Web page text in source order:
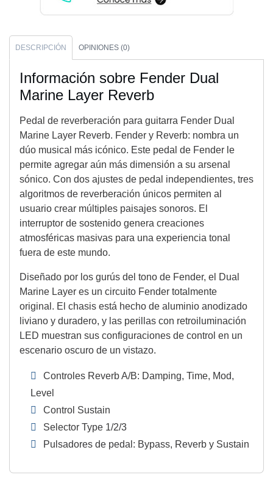
DESCRIPCIÓN OPINIONES (0)
Información sobre Fender Dual
Marine Layer Reverb
Pedal de reverberación para guitarra Fender Dual
Marine Layer Reverb. Fender y Reverb: nombra un
dúo musical más icónico. Este pedal de Fender le
permite agregar aún más dimensión a su arsenal
sónico. Con dos ajustes de pedal independientes, tres
algoritmos de reverberación únicos permiten al
usuario crear múltiples paisajes sonoros. El
interruptor de sostenido genera creaciones
atmosféricas masivas para una experiencia tonal
fuera de este mundo.
Diseñado por los gurús del tono de Fender, el Dual
Marine Layer es un circuito Fender totalmente
original. El chasis está hecho de aluminio anodizado
liviano y duradero, y las perillas con retroiluminación
LED muestran sus configuraciones de control en un
escenario oscuro de un vistazo.
Controles Reverb A/B: Damping, Time, Mod,
Level
Control Sustain
Selector Type 1/2/3
Pulsadores de pedal: Bypass, Reverb y Sustain